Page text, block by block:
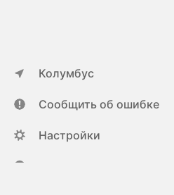
Колумбус
Сообщить об ошибке
Настройки